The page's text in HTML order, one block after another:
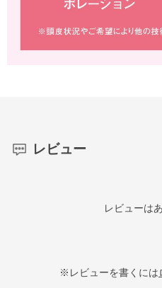
レビュー
レビューは
※レビューを書くには